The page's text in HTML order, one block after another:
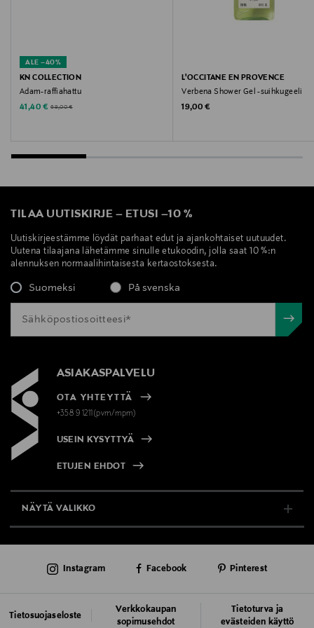
ALE –40%
KN COLLECTION
Adam-raffiahattu
Discounted Price
41,40 € Original Price
69,00 €
L'OCCITANE EN PROVENCE
Verbena Shower Gel -suihkugeeli
Original Price
19,00 €
TILAA UUTISKIRJE – ETUSI –10 %
Uutiskirjeestämme löydät parhaat edut ja ajankohtaiset uutuudet.
Uutena tilaajana lähetämme sinulle etukoodin, jolla saat 10 %:n
alennuksen normaalihintaisesta kertaostoksesta.
Suomeksi På svenska
ASIAKASPALVELU
OTA YHTEYTTÄ
+358 9 1211(pvm/mpm)
USEIN KYSYTTYÄ
ETUJEN EHDOT
NÄYTÄ VALIKKO
AJANKOHTAISTA
Tietosuojaseloste
Verkkokaupan
sopimusehdot
Tietoturva ja
evästeiden käyttö
Instagram Facebook Pinterest